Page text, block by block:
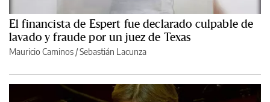
El financista de Espert fue declarado culpable de
lavado y fraude por un juez de Texas
Mauricio Caminos /Sebastián Lacunza